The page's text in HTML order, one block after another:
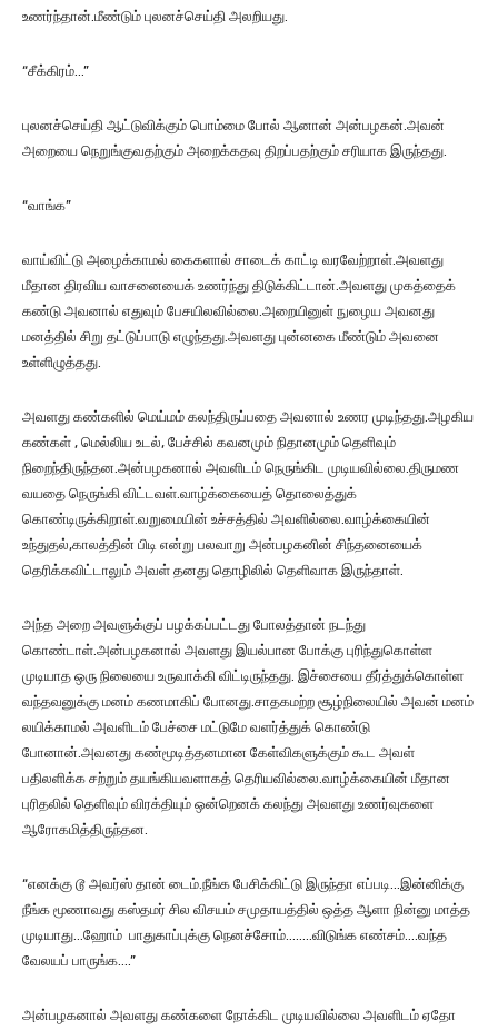
உணர்ந்தான்.மீண்டும் புலனச்செய்தி அலறியது.
“சீக்கிரம்…”
புலனச்செய்தி ஆட்டுவிக்கும் பொம்மை போல் ஆனான் அன்பழகன்.அவன்
அறையை நெறுங்குவதற்கும் அறைக்கதவு திறப்பதற்கும் சரியாக இருந்தது.
“வாங்க”
வாய்விட்டு அழைக்காமல் கைகளால் சாடைக் காட்டி வரவேற்றாள்.அவளது
மீதான திரவிய வாசனையைக் உணர்ந்து திடுக்கிட்டான்.அவளது முகத்தைக்
கண்டு அவனால் எதுவும் பேசயிலவில்லை.அறையினுள் நுழைய அவனது
மனத்தில் சிறு தட்டுப்பாடு எழுந்தது.அவளது புன்னகை மீண்டும் அவனை
உள்ளிழுத்தது.
அவளது கண்களில் மெய்மம் கலந்திருப்பதை அவனால் உணர முடிந்தது.அழகிய
கண்கள் , மெல்லிய உடல், பேச்சில் கவனமும் நிதானமும் தெளிவும்
நிறைந்திருந்தன.அன்பழகனால் அவளிடம் நெருங்கிட முடியவில்லை.திருமண
வயதை நெருங்கி விட்டவள்.வாழ்க்கையைத் தொலைத்துக்
கொண்டிருக்கிறாள்.வறுமையின் உச்சத்தில் அவளில்லை.வாழ்க்கையின்
உந்துதல்,காலத்தின் பிடி என்று பலவாறு அன்பழகனின் சிந்தனையைக்
தெரிக்கவிட்டாலும் அவள் தனது தொழிலில் தெளிவாக இருந்தாள்.
அந்த அறை அவளுக்குப் பழக்கப்பட்டது போலத்தான் நடந்து
கொண்டாள்.அன்பழகனால் அவளது இயல்பான போக்கு புரிந்துகொள்ள
முடியாத ஒரு நிலையை உருவாக்கி விட்டிருந்தது. இச்சையை தீர்த்துக்கொள்ள
வந்தவனுக்கு மனம் கணமாகிப் போனது.சாதகமற்ற சூழ்நிலையில் அவன் மனம்
லயிக்காமல் அவளிடம் பேச்சை மட்டுமே வளர்த்துக் கொண்டு
போனான்.அவனது கண்மூடித்தனமான கேள்விகளுக்கும் கூட அவள்
பதிலளிக்க சற்றும் தயங்கியவளாகத் தெரியவில்லை.வாழ்க்கையின் மீதான
புரிதலில் தெளிவும் விரக்தியும் ஒன்றெனக் கலந்து அவளது உணர்வுகளை
ஆரோகமித்திருந்தன.
“எனக்கு டூ அவர்ஸ் தான் டைம்.நீங்க பேசிக்கிட்டு இருந்தா எப்படி…இன்னிக்கு
நீங்க மூணாவது கஸ்தமர் சில விசயம் சமுதாயத்தில் ஒத்த ஆளா நின்னு மாத்த
முடியாது…ஹோம் பாதுகாப்புக்கு நெனச்சோம்….….விடுங்க எண்சம்….வந்த
வேலயப் பாருங்க….”
அன்பழகனால் அவளது கண்களை நோக்கிட முடியவில்லை அவளிடம் ஏதோ